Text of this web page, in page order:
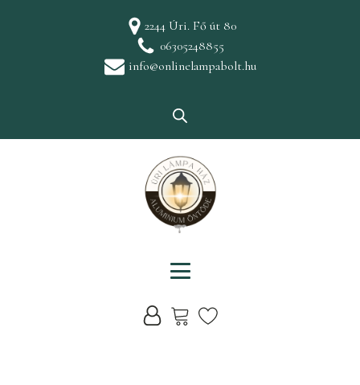
2244 Úri. Fő út 80
06305248855
info@onlinelampabolt.hu